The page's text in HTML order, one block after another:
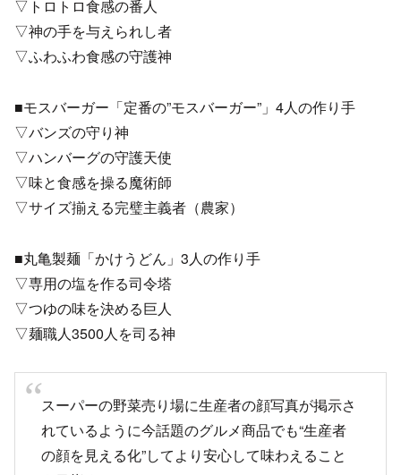
▽トロトロ食感の番人
▽神の手を与えられし者
▽ふわふわ食感の守護神
■モスバーガー「定番の”モスバーガー”」4人の作り手
▽バンズの守り神
▽ハンバーグの守護天使
▽味と食感を操る魔術師
▽サイズ揃える完璧主義者（農家）
■丸亀製麺「かけうどん」3人の作り手
▽専用の塩を作る司令塔
▽つゆの味を決める巨人
▽麺職人3500人を司る神
スーパーの野菜売り場に生産者の顔写真が掲示さ
れているように今話題のグルメ商品でも“生産者
の顔を見える化”してより安心して味わえること